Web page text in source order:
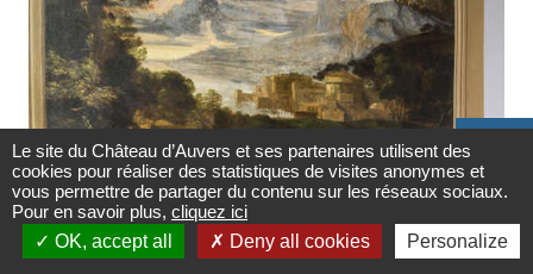
Contact

Newsletter
AUVERS ET LES ARTS
27/05/2020
Le site du Château d’Auvers et ses partenaires utilisent des
cookies pour réaliser des statistiques de visites anonymes et
vous permettre de partager du contenu sur les réseaux sociaux.
Pour en savoir plus, cliquez ici
OK, accept all
Deny all cookies Personalize